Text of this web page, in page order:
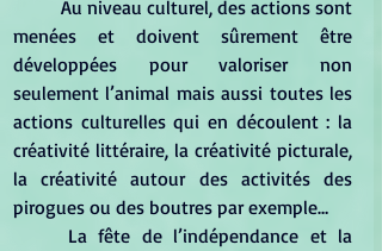
menées et doivent sûrement être
développées pour valoriser non
seulement l’animal mais aussi toutes les
actions culturelles qui en découlent : la
créativité littéraire, la créativité picturale,
la créativité autour des activités des
pirogues ou des boutres par exemple…